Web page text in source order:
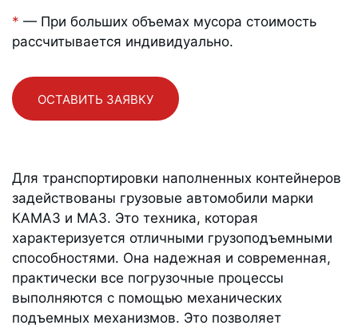
* — При больших объемах мусора стоимость
рассчитывается индивидуально.
ОСТАВИТЬ ЗАЯВКУ
Для транспортировки наполненных контейнеров
задействованы грузовые автомобили марки
КАМАЗ и МАЗ. Это техника, которая
характеризуется отличными грузоподъемными
способностями. Она надежная и современная,
практически все погрузочные процессы
выполняются с помощью механических
подъемных механизмов. Это позволяет